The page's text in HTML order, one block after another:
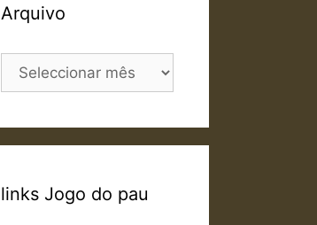
Arquivo
Arquivo
links Jogo do pau